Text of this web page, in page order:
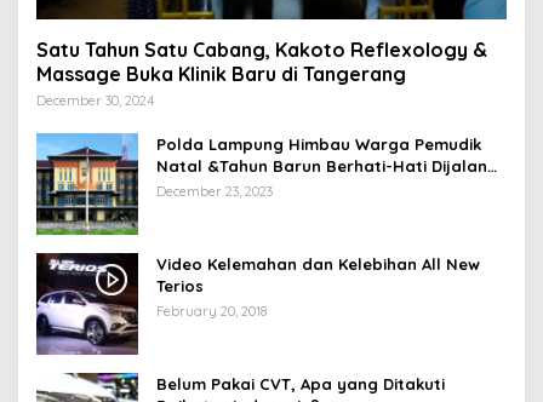
Satu Tahun Satu Cabang, Kakoto Reflexology &
Massage Buka Klinik Baru di Tangerang
December 30, 2024
Polda Lampung Himbau Warga Pemudik
Natal &Tahun Barun Berhati-Hati Dijalan
Saat Melintas di -Titik Rawan Kecelakaan
December 23, 2023
Video Kelemahan dan Kelebihan All New
Terios
February 20, 2018
Belum Pakai CVT, Apa yang Ditakuti